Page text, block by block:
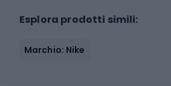
Esplora prodotti simili:
Marchio: Nike